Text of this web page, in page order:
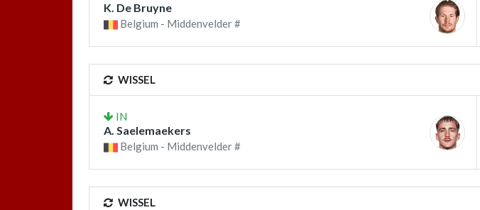
K. De Bruyne
Belgium - Middenvelder #
WISSEL
IN
A. Saelemaekers
Belgium - Middenvelder #
WISSEL